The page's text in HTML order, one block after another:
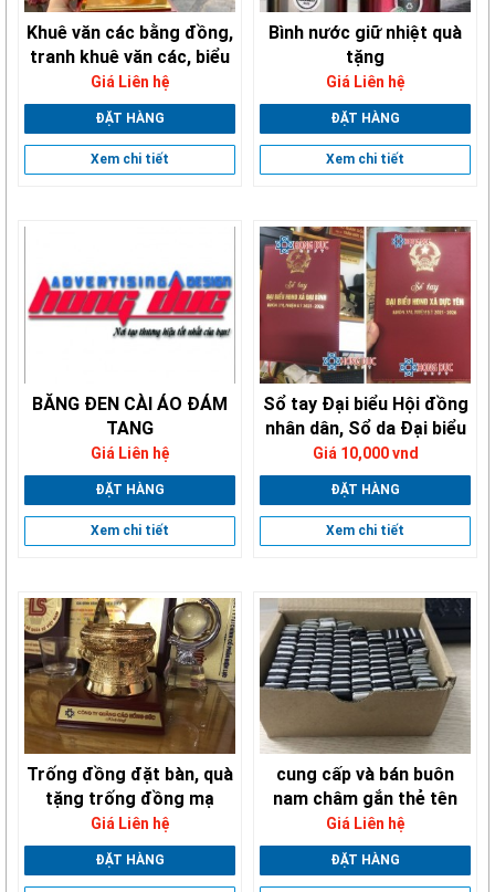
Khuê văn các bằng đồng,
tranh khuê văn các, biểu
tượng khuê văn các
Giá Liên hệ
ĐẶT HÀNG
Xem chi tiết
Bình nước giữ nhiệt quà
tặng
Giá Liên hệ
ĐẶT HÀNG
Xem chi tiết
BĂNG ĐEN CÀI ÁO ĐÁM
TANG
Giá Liên hệ
ĐẶT HÀNG
Xem chi tiết
Sổ tay Đại biểu Hội đồng
nhân dân, Sổ da Đại biểu
Hội đồng nhân
Giá 10,000 vnd
ĐẶT HÀNG
Xem chi tiết
Trống đồng đặt bàn, quà
tặng trống đồng mạ
vàng
Giá Liên hệ
ĐẶT HÀNG
cung cấp và bán buôn
nam châm gắn thẻ tên
Giá Liên hệ
ĐẶT HÀNG